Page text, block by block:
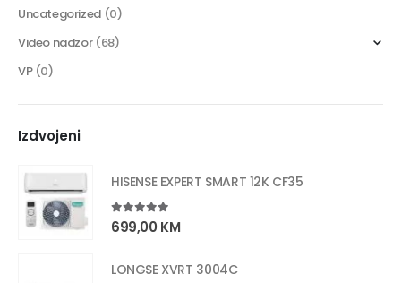
Uncategorized (0)
Video nadzor (68)
VP (0)
Izdvojeni
HISENSE EXPERT SMART 12K CF35
5.00 out of 5
699,00 KM
LONGSE XVRT 3004C